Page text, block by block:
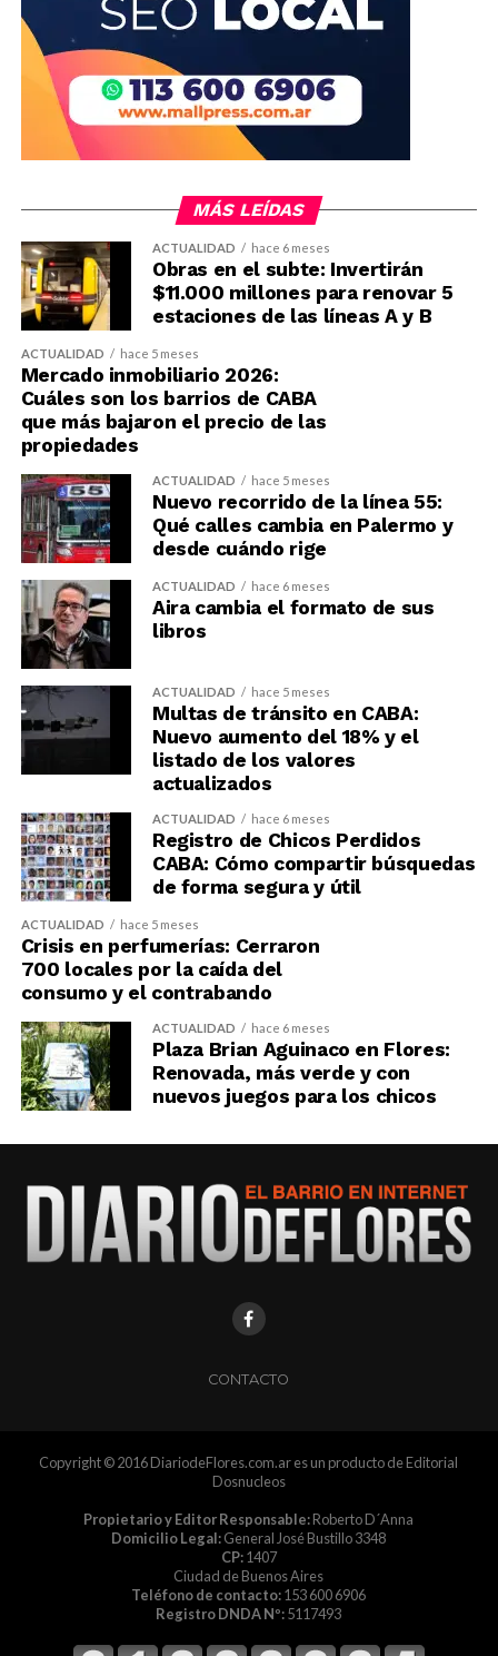
MÁS LEÍDAS
ACTUALIDAD hace 6 meses
Obras en el subte: Invertirán
$11.000 millones para renovar 5
estaciones de las líneas A y B
ACTUALIDAD hace 5 meses
Mercado inmobiliario 2026:
Cuáles son los barrios de CABA
que más bajaron el precio de las
propiedades
ACTUALIDAD hace 5 meses
Nuevo recorrido de la línea 55:
Qué calles cambia en Palermo y
desde cuándo rige
ACTUALIDAD hace 6 meses
Aira cambia el formato de sus
libros
ACTUALIDAD hace 5 meses
Multas de tránsito en CABA:
Nuevo aumento del 18% y el
listado de los valores
actualizados
ACTUALIDAD hace 6 meses
Registro de Chicos Perdidos
CABA: Cómo compartir búsquedas
de forma segura y útil
ACTUALIDAD hace 5 meses
Crisis en perfumerías: Cerraron
700 locales por la caída del
consumo y el contrabando
ACTUALIDAD hace 6 meses
Plaza Brian Aguinaco en Flores:
Renovada, más verde y con
nuevos juegos para los chicos
CONTACTO
Copyright © 2016 DiariodeFlores.com.ar es un producto de Editorial
Dosnucleos
Propietario y Editor Responsable:Roberto D´Anna
Domicilio Legal:General José Bustillo 3348
CP:1407
Ciudad de Buenos Aires
Teléfono de contacto:153 600 6906
Registro DNDA Nº:5117493